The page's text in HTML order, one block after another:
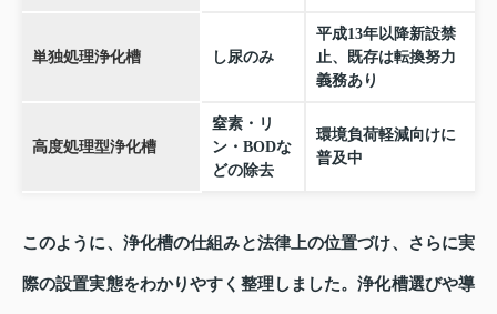
単独処理浄化槽 し尿のみ
平成13年以降新設禁
止、既存は転換努力
義務あり
高度処理型浄化槽
窒素・リ
ン・BODな
どの除去
環境負荷軽減向けに
普及中
このように、浄化槽の仕組みと法律上の位置づけ、さらに実
際の設置実態をわかりやすく整理しました。浄化槽選びや導